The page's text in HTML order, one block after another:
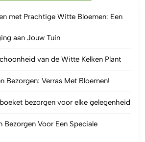
met Prachtige Witte Bloemen: Een
aan Jouw Tuin
van de Witte Kelken Plant
Bezorgen: Verras Met Bloemen!
bezorgen voor elke gelegenheid
Bezorgen Voor Een Speciale